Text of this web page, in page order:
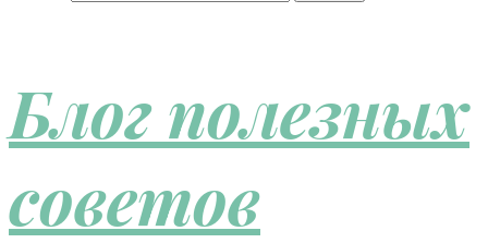
Блог полезных
советов